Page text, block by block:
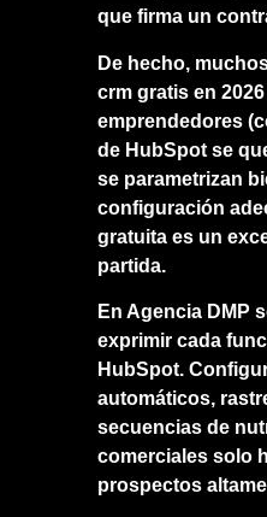
que firma un
De hecho,
crm gratis en
emprendedores
de HubSpot se
se parametrizan
configuración
gratuita es un
partida.
En Agencia DMP
exprimir cada
HubSpot.
automáticos,
secuencias de
comerciales solo
prospectos